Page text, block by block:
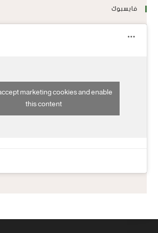
فايسبوك
marketing cookies and enable
this content